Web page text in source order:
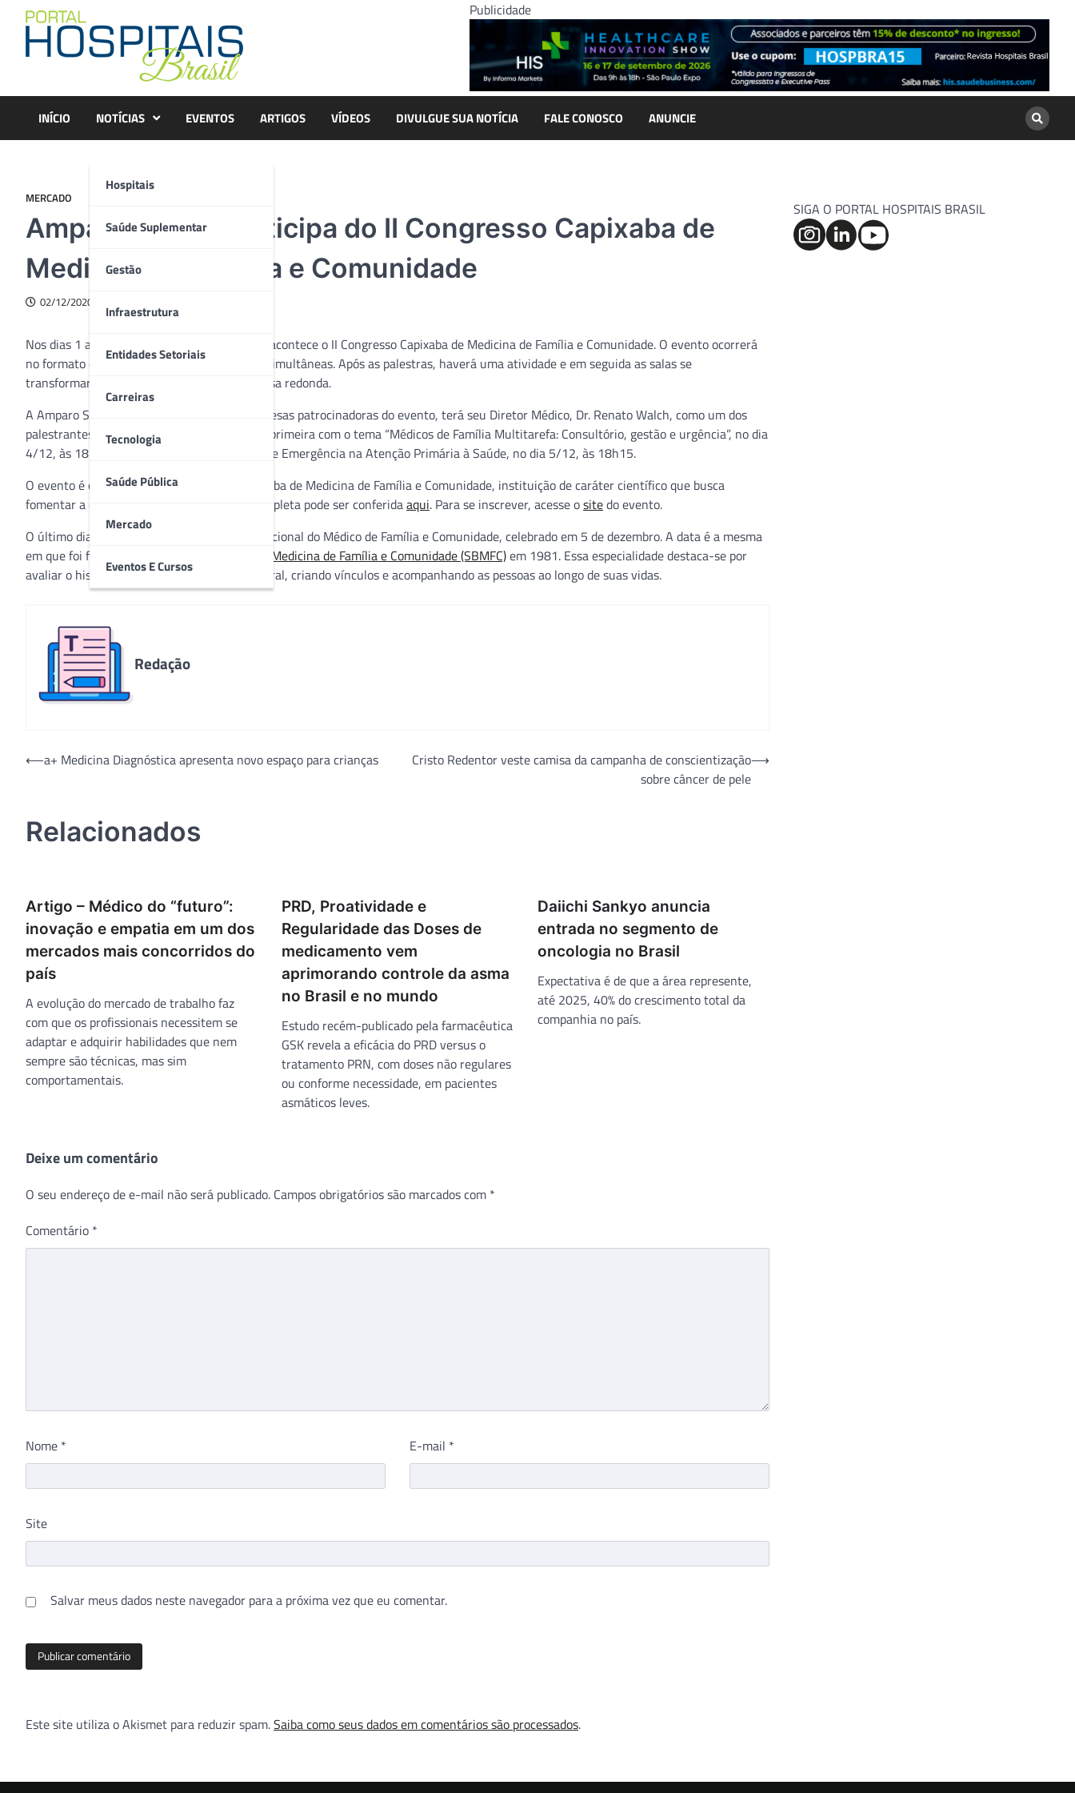
content
Publicidade
INÍCIO NOTÍCIAS
Hospitais
Saúde Suplementar
Gestão
Infraestrutura
Entidades Setoriais
Carreiras
Tecnologia
Saúde Pública
Mercado
Eventos E Cursos
EVENTOS ARTIGOS VÍDEOS DIVULGUE SUA NOTÍCIA FALE CONOSCO ANUNCIE
MERCADO
Amparo Saúde participa do II Congresso Capixaba de
Medicina de Família e Comunidade
02/12/2020
Nos dias 1 a 5 de dezembro, das 18h às 22h, acontece o II Congresso Capixaba de Medicina de Família e Comunidade. O evento ocorrerá
no formato on-line e contará com três salas simultâneas. Após as palestras, haverá uma atividade e em seguida as salas se
transformarão em um auditório com uma mesa redonda.
A Amparo Saúde, além de ser umas das empresas patrocinadoras do evento, terá seu Diretor Médico, Dr. Renato Walch, como um dos
palestrantes. Ele conduzirá duas palestras, a primeira com o tema “Médicos de Família Multitarefa: Consultório, gestão e urgência”, no dia
4/12, às 18h. A segunda será sobre Urgência e Emergência na Atenção Primária à Saúde, no dia 5/12, às 18h15.
O evento é organizado pela Associação Capixaba de Medicina de Família e Comunidade, instituição de caráter científico que busca
fomentar a especialidade. A programação completa pode ser conferidaaqui. Para se inscrever, acesse ositedo evento.
O último dia do congresso é também o Dia Nacional do Médico de Família e Comunidade, celebrado em 5 de dezembro. A data é a mesma
em que foi fundada a
Sociedade Brasileira de Medicina de Família e Comunidade (SBMFC)em 1981. Essa especialidade destaca-se por
avaliar o histórico do paciente de forma integral, criando vínculos e acompanhando as pessoas ao longo de suas vidas.
Redação
Navegação
⟵a+ Medicina Diagnóstica apresenta novo espaço para crianças
Cristo Redentor veste camisa da campanha de conscientização
sobre câncer de pele
⟶
Relacionados
Artigo – Médico do “futuro”:
inovação e empatia em um dos
mercados mais concorridos do
país
A evolução do mercado de trabalho faz
com que os profissionais necessitem se
adaptar e adquirir habilidades que nem
sempre são técnicas, mas sim
comportamentais.
PRD, Proatividade e
Regularidade das Doses de
medicamento vem
aprimorando controle da asma
no Brasil e no mundo
Estudo recém-publicado pela farmacêutica
GSK revela a eficácia do PRD versus o
tratamento PRN, com doses não regulares
ou conforme necessidade, em pacientes
asmáticos leves.
Daiichi Sankyo anuncia
entrada no segmento de
oncologia no Brasil
Expectativa é de que a área represente,
até 2025, 40% do crescimento total da
companhia no país.
Deixe um comentário
O seu endereço de e-mail não será publicado. Campos obrigatórios são marcados com *
Comentário *
Nome * E-mail *
Site
Salvar meus dados neste navegador para a próxima vez que eu comentar.
Este site utiliza o Akismet para reduzir spam.Saiba como seus dados em comentários são processados.
SIGA O PORTAL HOSPITAIS BRASIL